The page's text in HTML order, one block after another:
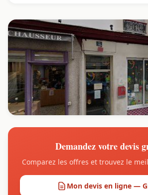
Demandez votre devis
Comparez les offres et trouvez le
Mon devis en ligne —